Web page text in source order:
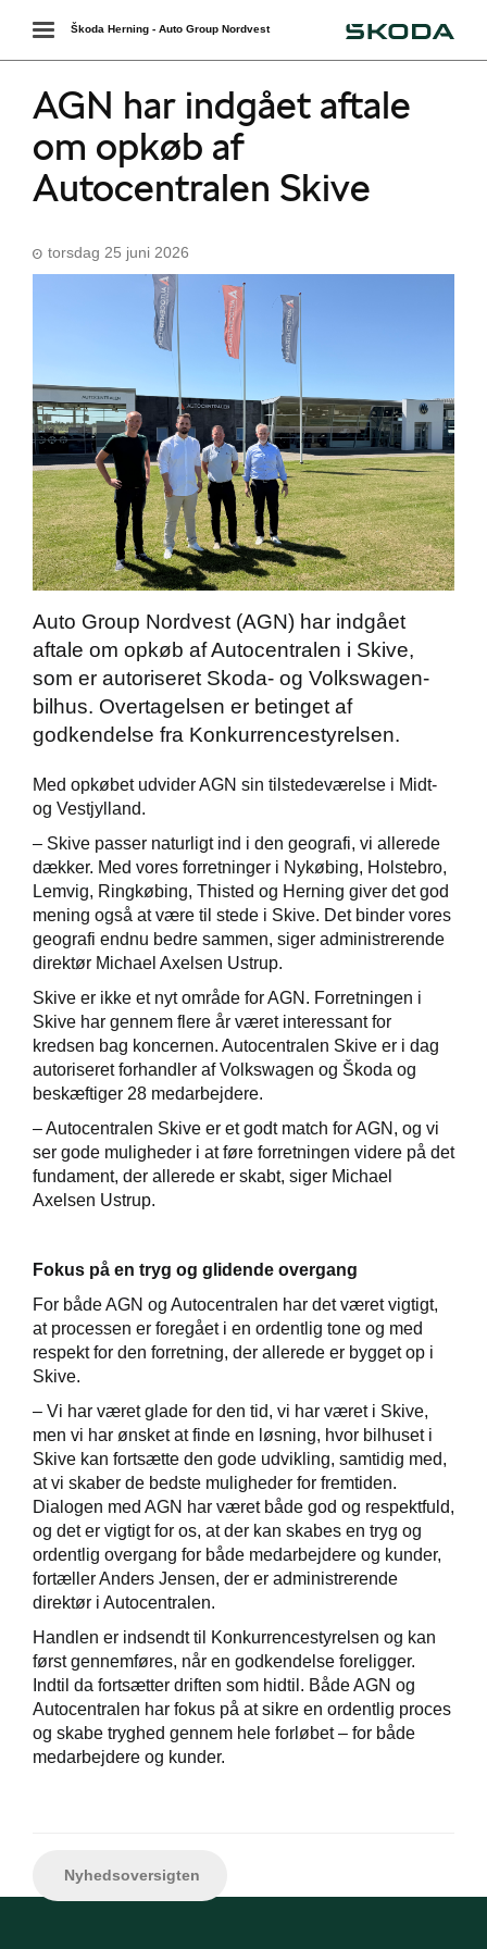
Danmarks
Toggle
navigation
Škoda Herning - Auto Group Nordvest
AGN har indgået aftale
om opkøb af
Autocentralen Skive
torsdag 25 juni 2026
Auto Group Nordvest (AGN) har indgået
aftale om opkøb af Autocentralen i Skive,
som er autoriseret Skoda- og Volkswagen-
bilhus. Overtagelsen er betinget af
godkendelse fra Konkurrencestyrelsen.
Med opkøbet udvider AGN sin tilstedeværelse i Midt-
og Vestjylland.
– Skive passer naturligt ind i den geografi, vi allerede
dækker. Med vores forretninger i Nykøbing, Holstebro,
Lemvig, Ringkøbing, Thisted og Herning giver det god
mening også at være til stede i Skive. Det binder vores
geografi endnu bedre sammen, siger administrerende
direktør Michael Axelsen Ustrup.
Skive er ikke et nyt område for AGN. Forretningen i
Skive har gennem flere år været interessant for
kredsen bag koncernen. Autocentralen Skive er i dag
autoriseret forhandler af Volkswagen og Škoda og
beskæftiger 28 medarbejdere.
– Autocentralen Skive er et godt match for AGN, og vi
ser gode muligheder i at føre forretningen videre på det
fundament, der allerede er skabt, siger Michael
Axelsen Ustrup.
Fokus på en tryg og glidende overgang
For både AGN og Autocentralen har det været vigtigt,
at processen er foregået i en ordentlig tone og med
respekt for den forretning, der allerede er bygget op i
Skive.
– Vi har været glade for den tid, vi har været i Skive,
men vi har ønsket at finde en løsning, hvor bilhuset i
Skive kan fortsætte den gode udvikling, samtidig med,
at vi skaber de bedste muligheder for fremtiden.
Dialogen med AGN har været både god og respektfuld,
og det er vigtigt for os, at der kan skabes en tryg og
ordentlig overgang for både medarbejdere og kunder,
fortæller Anders Jensen, der er administrerende
direktør i Autocentralen.
Handlen er indsendt til Konkurrencestyrelsen og kan
først gennemføres, når en godkendelse foreligger.
Indtil da fortsætter driften som hidtil. Både AGN og
Autocentralen har fokus på at sikre en ordentlig proces
og skabe tryghed gennem hele forløbet – for både
medarbejdere og kunder.
Nyhedsoversigten